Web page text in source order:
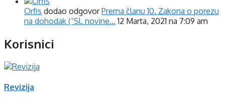
Orfis dodao odgovorPrema članu 10. Zakona o porezu
na dohodak (“Sl. novine… 12 Marta, 2021 na 7:09 am
Korisnici
Revizija